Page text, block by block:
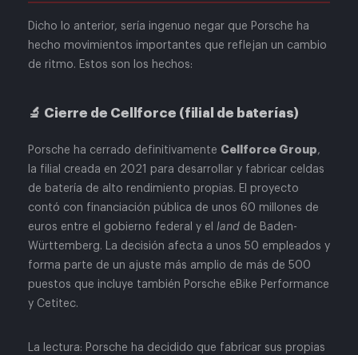
Dicho lo anterior, sería ingenuo negar que Porsche ha
hecho movimientos importantes que reflejan un cambio
de ritmo. Estos son los hechos:
🔬 Cierre de Cellforce (filial de baterías)
Porsche ha cerrado definitivamente Cellforce Group,
la filial creada en 2021 para desarrollar y fabricar celdas
de batería de alto rendimiento propias. El proyecto
contó con financiación pública de unos 60 millones de
euros entre el gobierno federal y el land de Baden-
Württemberg. La decisión afecta a unos 50 empleados y
forma parte de un ajuste más amplio de más de 500
puestos que incluye también Porsche eBike Performance
y Cetitec.
La lectura: Porsche ha decidido que fabricar sus propias